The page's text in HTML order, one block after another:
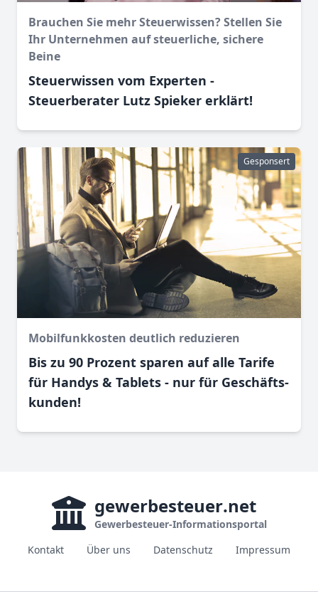
Brauchen Sie mehr Steuerwissen? Stellen Sie
Ihr Unternehmen auf steuerliche, sichere
Beine
Steuerwissen vom Experten -
Steuerberater Lutz Spieker erklärt!
Gesponsert
Mobilfunkkosten deutlich reduzieren
Bis zu 90 Prozent sparen auf alle Tarife
für Handys & Tablets - nur für Geschäfts­
kunden!
gewerbesteuer.net
Gewerbesteuer-Informationsportal
Kontakt
Über uns Datenschutz Impressum